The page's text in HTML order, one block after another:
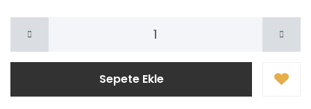
Sepete Ekle